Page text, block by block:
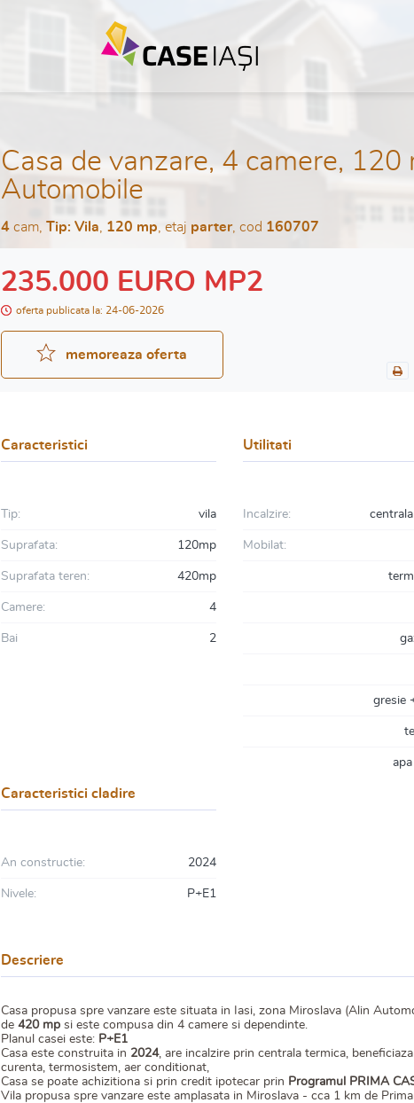
Casa de vanzare, 4 camere, 120
Automobile
4 cam, Tip: Vila 120 mp , etaj parter, cod 160707
235.000 EURO MP2
oferta publicata la: 24-06-2026
memoreaza oferta
Caracteristici
Tip: vila
Suprafata: 120mp
Suprafata teren: 420mp
Camere: 4
Bai 2
Utilitati
Incalzire:
Mobilat:
gresie
Caracteristici cladire
An constructie: 2024
Nivele: P+E1
Descriere
Casa propusa spre vanzare este situata in Iasi, zona Miroslava (Alin
de 420 mp si este compusa din 4 camere si dependinte.
Planul casei este: P+E1
Casa este construita in 2024, are incalzire prin centrala termica,
curenta, termosistem, aer conditionat,
Casa se poate achizitiona si prin credit ipotecar prin Programul PRIMA
Vila propusa spre vanzare este amplasata in Miroslava - cca 1 km de